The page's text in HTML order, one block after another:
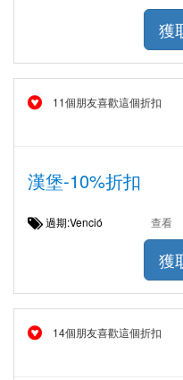
獲
11個朋友喜歡這個折扣
漢堡-10%折扣
過期:Venció 查看
獲
14個朋友喜歡這個折扣